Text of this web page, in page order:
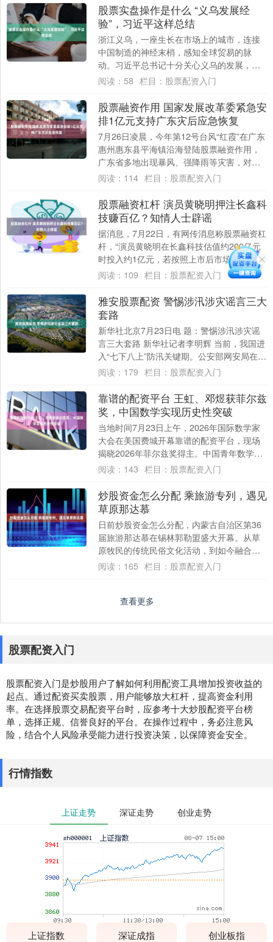
股票实盘操作是什么 “义乌发展经
验”，习近平这样总结
浙江义乌，一座生长在市场上的城市，连接
中国制造的神经末梢，感知全球贸易的脉
动。习近平总书记十分关心义乌的发展，在
浙江工作期间，多次到义乌调研股票实盘操
阅读： 58 栏目： 股票配资入门
股票融资作用 国家发展改革委紧急安
排1亿元支持广东灾后应急恢复
7月26日凌晨，今年第12号台风“红霞”在广东
惠州惠东县平海镇沿海登陆股票融资作用，
广东省多地出现暴风、强降雨等灾害，对当
地生产生活造成严重影响。当日，国家防
阅读： 114 栏目： 股票配资入门
股票融资杠杆 演员黄晓明押注长鑫科
技赚百亿？知情人士辟谣
据消息，7月22日，有网传消息称股票融资杠
杆，“演员黄晓明在长鑫科技估值约200亿元
时投入约1亿元，若按照上市后市场预期的投
资回报，该笔投资或浮盈超100亿元”....
阅读： 109 栏目： 股票配资入门
雅安股票配资 警惕涉汛涉灾谣言三大
套路
新华社北京7月23日电 题：警惕涉汛涉灾谣
言三大套路 新华社记者李明辉 当前，我国进
入“七下八上”防汛关键期。公安部网安局在前
期公布25起涉汛涉灾网络谣言典型案....
阅读： 179 栏目： 股票配资入门
靠谱的配资平台 王虹、邓煜获菲尔兹
奖，中国数学实现历史性突破
当地时间7月23日上午，2026年国际数学家
大会在美国费城开幕靠谱的配资平台，现场
揭晓2026年菲尔兹奖得主。中国青年数学家
王虹、邓煜获奖。 王虹出生于1991....
阅读： 143 栏目： 股票配资入门
炒股资金怎么分配 乘旅游专列，遇见
草原那达慕
日前炒股资金怎么分配，内蒙古自治区第36
届旅游那达慕在锡林郭勒盟盛大开幕。从草
原牧民的传统民俗文化活动，到如今融合民
俗竞技、文艺展演、文旅交流、民族团结联
阅读： 165 栏目： 股票配资入门
查看更多
股票配资入门
股票配资入门是炒股用户了解如何利用配资工具增加投资收益的
起点。通过配资买卖股票，用户能够放大杠杆，提高资金利用
率。在选择股票交易配资平台时，应参考十大炒股配资平台榜
单，选择正规、信誉良好的平台。在操作过程中，务必注意风
险，结合个人风险承受能力进行投资决策，以保障资金安全。
行情指数
上证走势 深证走势 创业走势
上证指数
深证成指
创业板指